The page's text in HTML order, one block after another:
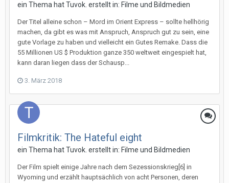
ein Thema hatTuvok. erstellt in: Filme und Bildmedien
Der Titel alleine schon – Mord im Orient Express – sollte hellhörig
machen, da gibt es was mit Anspruch, Anspruch gut zu sein, eine
gute Vorlage zu haben und vielleicht ein Gutes Remake. Dass die
55 Millionen US $ Produktion ganze 350 weltweit eingespielt hat,
kann daran liegen dass der Schausp...
3. März 2018
Filmkritik: The Hateful eight
ein Thema hatTuvok. erstellt in: Filme und Bildmedien
Der Film spielt einige Jahre nach dem Sezessionskrieg[6] in
Wyoming und erzählt hauptsächlich von acht Personen, deren